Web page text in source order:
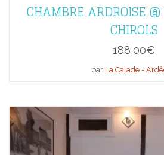
CHAMBRE ARDROISE
CHIROLS
188,00€
par La Calade -